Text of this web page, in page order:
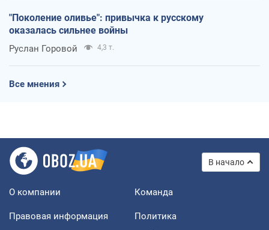
"Поколение оливье": привычка к русскому
оказалась сильнее войны
Руслан Горовой 4,3 т.
Все мнения
В начало
О компании Команда
Правовая информация
Политика